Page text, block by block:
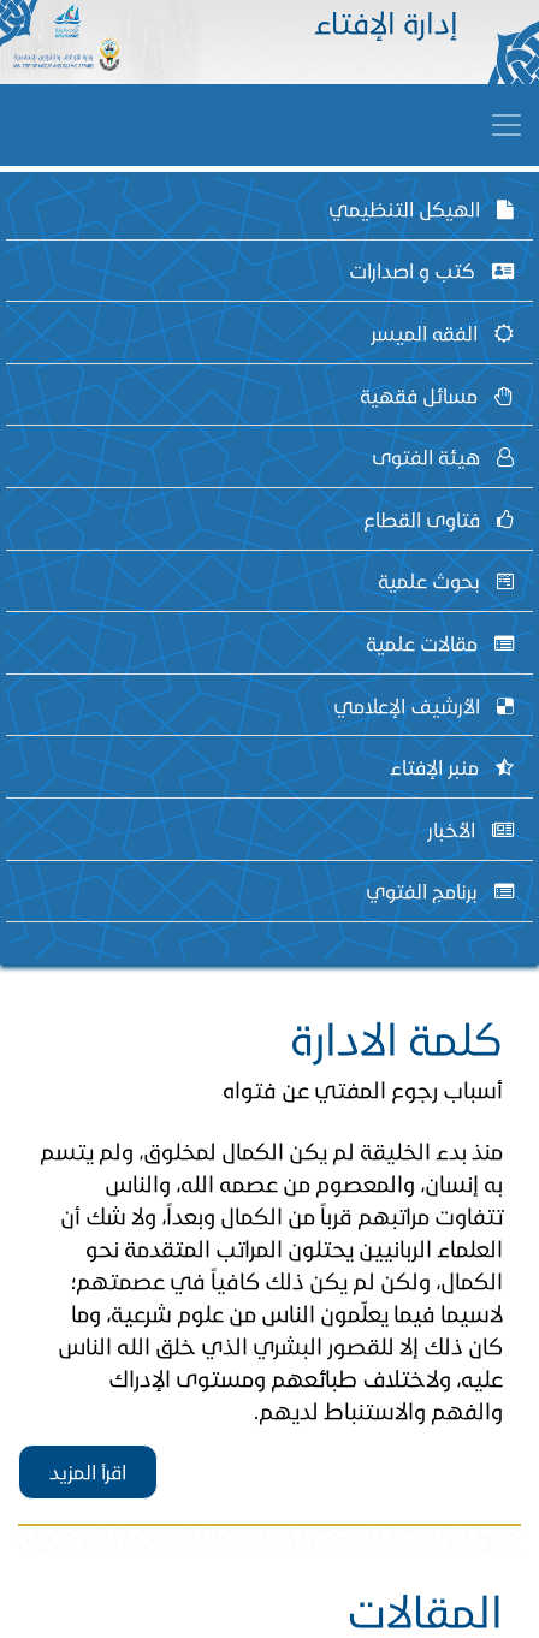
إدارة الإفتاء
الهيكل التنظيمي
كتب و اصدارات
الفقه الميسر
مسائل فقهية
هيئة الفتوى
فتاوى القطاع
بحوث علمية
مقالات علمية
الأرشيف الإعلامي
منبر الإفتاء
الأخبار
برنامج الفتوي
كلمة الادارة
أسباب رجوع المفتي عن فتواه
منذ بدء الخليقة لم يكن الكمال لمخلوق، ولم يتسم​
به إنسان، والمعصوم من عصمه الله، والناس
تتفاوت مراتبهم قرباً من الكمال وبعداً، ولا شك أن
العلماء الربانيين يحتلون المراتب المتقدمة نحو
الكمال، ولكن لم يكن ذلك كافياً في عصمتهم؛
لاسيما فيما يعلّمون الناس من علوم شرعية، وما
كان ذلك إلا للقصور البشري الذي خلق الله الناس
عليه، ولاختلاف طبائعهم ومستوى الإدراك
والفهم والاستنباط لديهم.
اقرأ المزيد
المقالات